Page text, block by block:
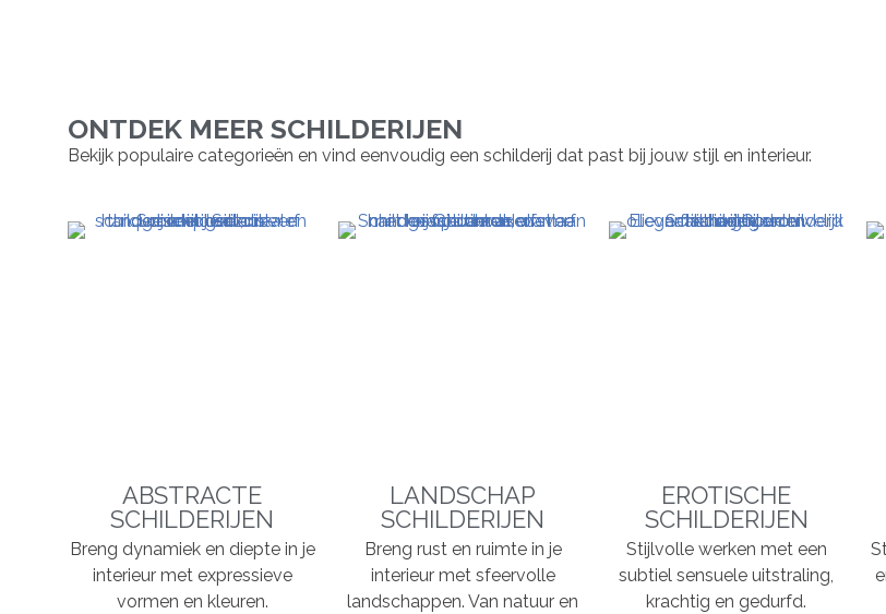
ONTDEK MEER SCHILDERIJEN
Bekijk populaire categorieën en vind eenvoudig een schilderij dat past bij jouw stijl en interieur.
ABSTRACTE
SCHILDERIJEN
Breng dynamiek en diepte in je
interieur met expressieve
vormen en kleuren.
LANDSCHAP
SCHILDERIJEN
Breng rust en ruimte in je
interieur met sfeervolle
landschappen. Van natuur en
EROTISCHE
SCHILDERIJEN
Stijlvolle werken met een
subtiel sensuele uitstraling,
krachtig en gedurfd.